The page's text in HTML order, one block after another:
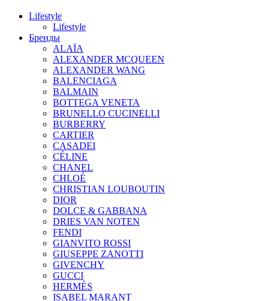
Lifestyle
Lifestyle
Бренды
ALAÏA
ALEXANDER MCQUEEN
ALEXANDER WANG
BALENCIAGA
BALMAIN
BOTTEGA VENETA
BRUNELLO CUCINELLI
BURBERRY
CARTIER
CASADEI
CÉLINE
CHANEL
CHLOÉ
CHRISTIAN LOUBOUTIN
DIOR
DOLCE & GABBANA
DRIES VAN NOTEN
FENDI
GIANVITO ROSSI
GIUSEPPE ZANOTTI
GIVENCHY
GUCCI
HERMÈS
ISABEL MARANT